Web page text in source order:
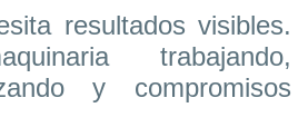
resultados visibles.
trabajando,
y compromisos